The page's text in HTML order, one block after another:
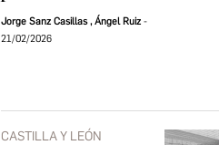
Jorge Sanz Casillas,Ángel Ruiz
21/02/2026
CASTILLA Y LEÓN